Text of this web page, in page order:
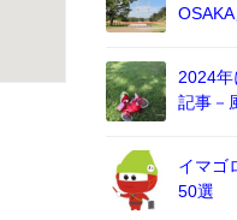
2024
記事－
イマゴ
50選